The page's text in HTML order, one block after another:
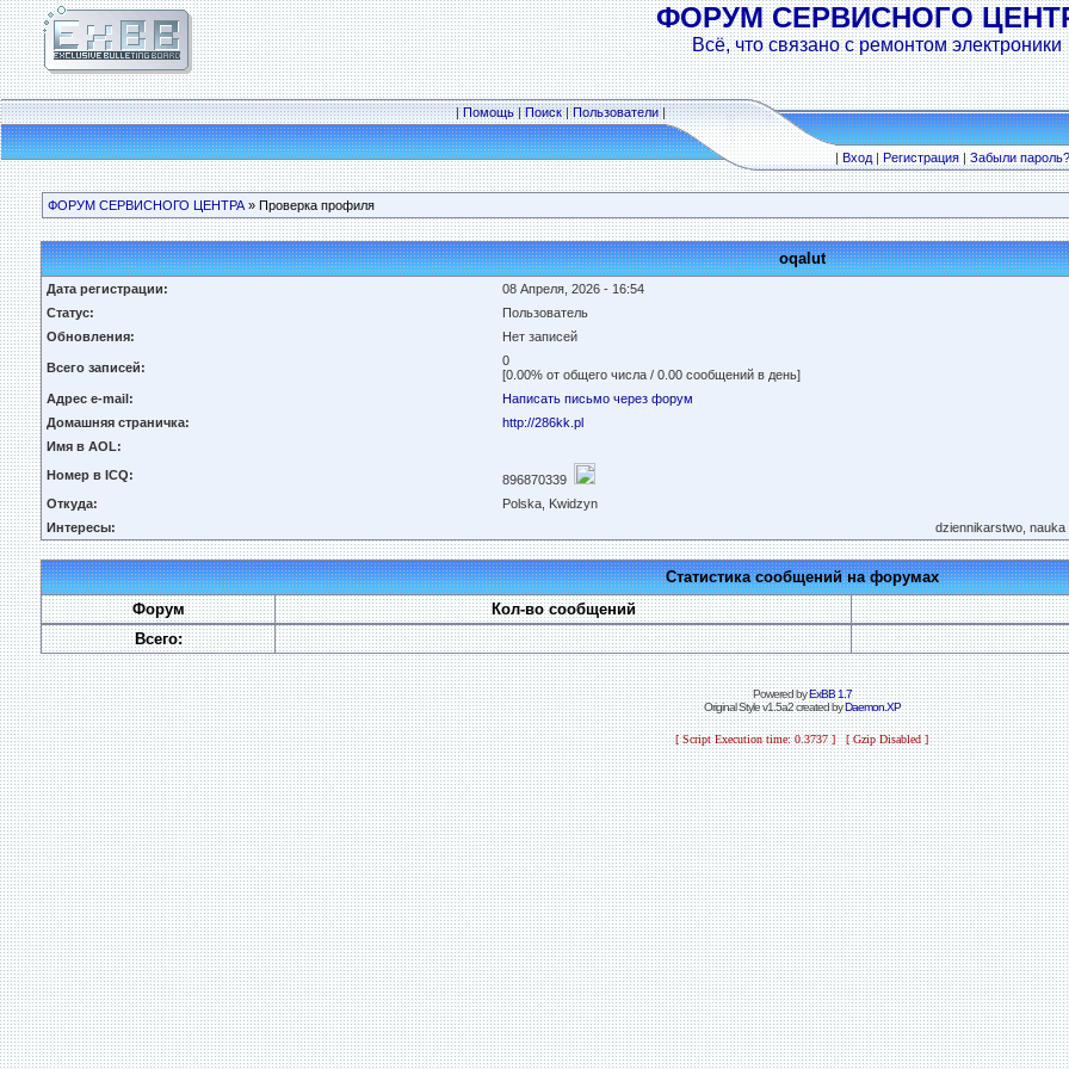
ФОРУМ СЕРВИСНОГО
Всё, что связано с ремонтом электроники
|Помощь|Поиск|Пользователи|
|Вход|Регистрация|Забыли пароль?
ФОРУМ СЕРВИСНОГО ЦЕНТРА » Проверка профиля
oqalut
Дата регистрации:
08 Апреля, 2026 - 16:54
Статус:
Пользователь
Обновления:
Нет записей
Всего записей:
0
[0.00% от общего числа / 0.00 сообщений в день]
Адрес e-mail:
Написать письмо через форум
Домашняя страничка:
http://286kk.pl
Имя в AOL:
Номер в ICQ:
896870339
Откуда:
Polska, Kwidzyn
Интересы:
dziennikarstwo, nauka
Статистика сообщений на форумах
Форум
Кол-во сообщений
Всего:
Powered byExBB 1.7
Original Style v1.5a2 created byDaemon.XP
[ Script Execution time: 0.3737 ] [ Gzip Disabled ]